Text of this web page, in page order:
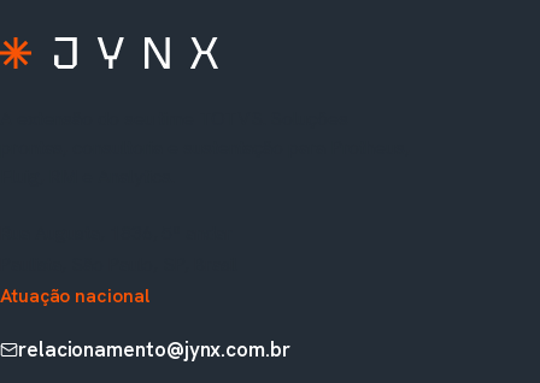
Atuação nacional
relacionamento@jynx.com.br